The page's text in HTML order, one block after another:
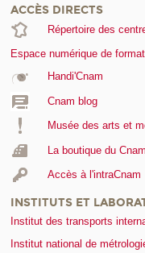
ACCÈS DIRECTS
Répertoire des
Espace numérique de
Handi'Cnam
Cnam blog
Musée des arts et
La boutique du Cnam
Accès à l'intraCnam
INSTITUTS ET
Institut des transports
Institut national de